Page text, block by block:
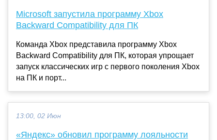
Microsoft запустила программу Xbox
Backward Compatibility для ПК
Команда Xbox представила программу Xbox
Backward Compatibility для ПК, которая упрощает
запуск классических игр с первого поколения Xbox
на ПК и порт...
13:00, 02 Июн
«Яндекс» обновил программу лояльности